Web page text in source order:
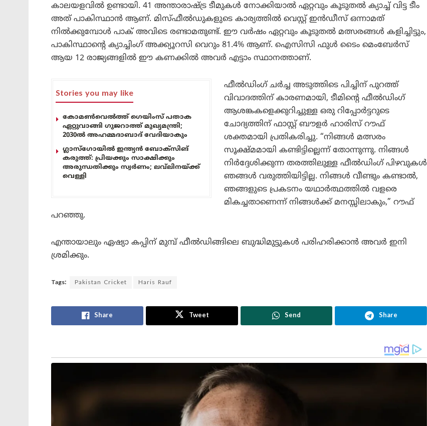
കാലയളവിൽ ഉണ്ടായി. 41 അന്താരാഷ്ട്ര ടീമുകൾ നോക്കിയാൽ ഏറ്റവും കൂടുതൽ ക്യാച്ച് വിട്ട ടീം
അത് പാകിസ്ഥാൻ ആണ്. മിസ്‌ഫീൽഡുകളുടെ കാര്യത്തിൽ വെസ്റ്റ് ഇൻഡീസ് ഒന്നാമത്
നിൽക്കുമ്പോൾ പാക് അവിടെ രണ്ടാമതുണ്ട്. ഈ വർഷം ഏറ്റവും കൂടുതൽ മത്സരങ്ങൾ കളിച്ചിട്ടും,
പാകിസ്ഥാന്റെ ക്യാച്ചിംഗ് അക്ക്യൂറസി വെറും 81.4% ആണ്. ഐസിസി ഫുൾ ടൈം മെംബേർസ്
ആയ 12 രാജ്യങ്ങളിൽ ഈ കണക്കിൽ അവർ എട്ടാം സ്ഥാനത്താണ്.
Stories you may like
കോമൺവെൽത്ത് ഗെയിംസ് പതാക
ഏറ്റുവാങ്ങി ഗുജറാത്ത് മുഖ്യമന്ത്രി;
2030ൽ അഹമ്മദാബാദ് വേദിയാകും
ഗ്ലാസ്‌ഗോയിൽ ഇന്ത്യൻ ബോക്സിങ്
കരുത്ത്: പ്രിയക്കും സാക്ഷിക്കും
അരുന്ധതിക്കും സ്വർണം; ലവ്‌ലിനയ്ക്ക്
വെള്ളി
ഫീൽഡിംഗ് ചർച്ച അടുത്തിടെ പിച്ചിന് പുറത്ത്
വിവാദത്തിന് കാരണമായി, ടീമിന്റെ ഫീൽഡിംഗ്
ആശങ്കകളെക്കുറിച്ചുള്ള ഒരു റിപ്പോർട്ടറുടെ
ചോദ്യത്തിന് ഫാസ്റ്റ് ബൗളർ ഹാരിസ് റൗഫ്
ശക്തമായി പ്രതികരിച്ചു. “നിങ്ങൾ മത്സരം
സൂക്ഷ്മമായി കണ്ടിട്ടില്ലെന്ന് തോന്നുന്നു. നിങ്ങൾ
നിർദ്ദേശിക്കുന്ന തരത്തിലുള്ള ഫീൽഡിംഗ് പിഴവുകൾ
ഞങ്ങൾ വരുത്തിയിട്ടില്ല. നിങ്ങൾ വീണ്ടും കണ്ടാൽ,
ഞങ്ങളുടെ പ്രകടനം യഥാർത്ഥത്തിൽ വളരെ
മികച്ചതാണെന്ന് നിങ്ങൾക്ക് മനസ്സിലാകും,” റൗഫ്
പറഞ്ഞു.
എന്തായാലും ഏഷ്യാ കപ്പിന് മുമ്പ് ഫീൽഡിങ്ങിലെ ബുദ്ധിമുട്ടുകൾ പരിഹരിക്കാൻ അവർ ഇനി
ശ്രമിക്കും.
Tags: Pakistan Cricket Haris Rauf
Share Tweet Send Share